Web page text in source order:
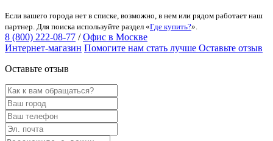
Если вашего города нет в списке, возможно, в нем или рядом работает наш
партнер. Для поиска используйте раздел «Где купить?».
8 (800) 222-08-77 / Офис в Москве
Интернет-магазин Помогите нам стать лучше Оставьте отзыв
Оставьте отзыв